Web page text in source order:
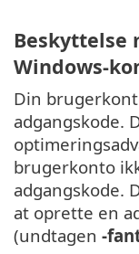
Beskyttelse
Windows-
Din
adgangskode.
brugerkonto
adgangskode.
at oprette en
(undtagen -